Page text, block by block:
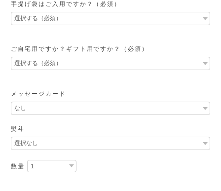
手提げ袋はご入用ですか？（必須）
ご自宅用ですか？ギフト用ですか？（必須）
メッセージカード
熨斗
数量